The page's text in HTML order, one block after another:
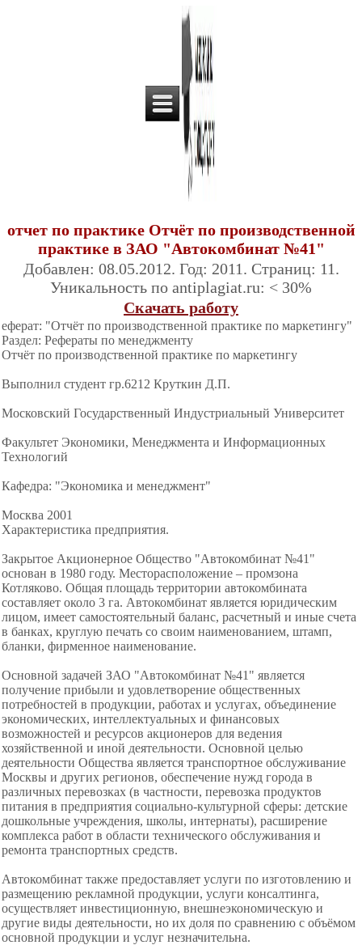
отчет по практике Отчёт по производственной
практике в ЗАО "Автокомбинат №41"
Добавлен: 08.05.2012. Год: 2011. Страниц: 11.
Уникальность по antiplagiat.ru: < 30%
Скачать работу
еферат: "Отчёт по производственной практике по маркетингу"
Раздел: Рефераты по менеджменту
Отчёт по производственной практике по маркетингу
Выполнил студент гр.6212 Круткин Д.П.
Московский Государственный Индустриальный Университет
Факультет Экономики, Менеджмента и Информационных
Технологий
Кафедра: "Экономика и менеджмент"
Москва 2001
Характеристика предприятия.
Закрытое Акционерное Общество "Автокомбинат №41"
основан в 1980 году. Месторасположение – промзона
Котляково. Общая площадь территории автокомбината
составляет около 3 га. Автокомбинат является юридическим
лицом, имеет самостоятельный баланс, расчетный и иные счета
в банках, круглую печать со своим наименованием, штамп,
бланки, фирменное наименование.
Основной задачей ЗАО "Автокомбинат №41" является
получение прибыли и удовлетворение общественных
потребностей в продукции, работах и услугах, объединение
экономических, интеллектуальных и финансовых
возможностей и ресурсов акционеров для ведения
хозяйственной и иной деятельности. Основной целью
деятельности Общества является транспортное обслуживание
Москвы и других регионов, обеспечение нужд города в
различных перевозках (в частности, перевозка продуктов
питания в предприятия социально-культурной сферы: детские
дошкольные учреждения, школы, интернаты), расширение
комплекса работ в области технического обслуживания и
ремонта транспортных средств.
Автокомбинат также предоставляет услуги по изготовлению и
размещению рекламной продукции, услуги консалтинга,
осуществляет инвестиционную, внешнеэкономическую и
другие виды деятельности, но их доля по сравнению с объёмом
основной продукции и услуг незначительна.